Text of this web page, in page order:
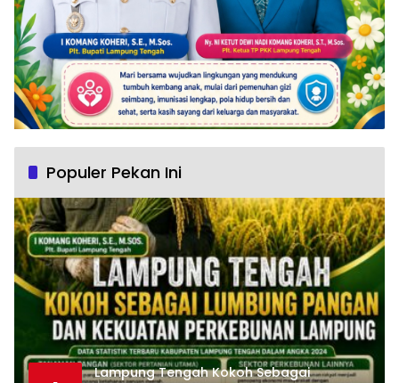
Populer Pekan Ini
Lampung Tengah Kokoh Sebagai